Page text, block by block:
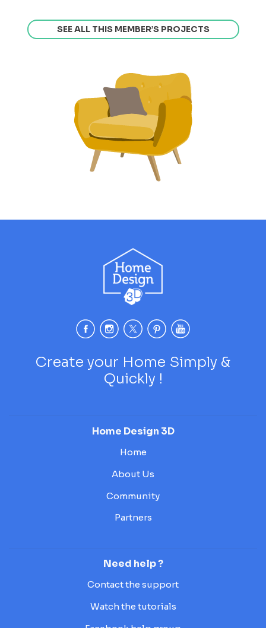
SEE ALL THIS MEMBER’S PROJECTS
Create your Home Simply &
Quickly !
Home Design 3D
Home
About Us
Community
Partners
Need help ?
Contact the support
Watch the tutorials